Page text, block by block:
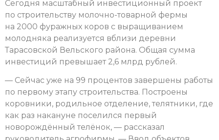
Сегодня масштабный инвестиционный проект
по строительству молочно-товарной фермы
на 2000 фуражных коров с выращиванием
молодняка реализуется вблизи деревни
Тарасовской Вельского района. Общая сумма
инвестиций превышает 2,6 млрд рублей.
— Сейчас уже на 99 процентов завершены работы
по первому этапу строительства. Построены
коровники, родильное отделение, телятники, где
как раз накануне поселился первый
новорождённый телёнок, — рассказал